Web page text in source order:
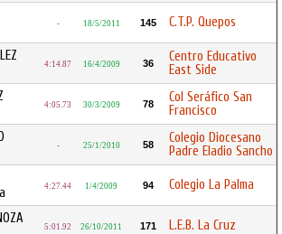
- 18/5/2011 145 C.T.P. Quepos
4:14.87 16/4/2009 36
Centro Educativo
East Side
4:05.73 30/3/2009 78
Col Seráfico San
Francisco
- 25/1/2010 58
Colegio Diocesano
Padre Eladio Sancho
4:27.44 1/4/2009 94 Colegio La Palma
5:01.92 26/10/2011 171 L.E.B. La Cruz